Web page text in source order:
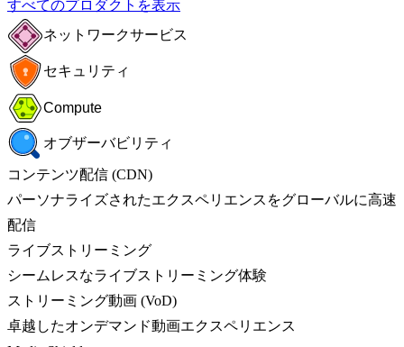
すべてのプロダクトを表示
ネットワークサービス
セキュリティ
Compute
オブザーバビリティ
コンテンツ配信 (CDN)
パーソナライズされたエクスペリエンスをグローバルに高速
配信
ライブストリーミング
シームレスなライブストリーミング体験
ストリーミング動画 (VoD)
卓越したオンデマンド動画エクスペリエンス